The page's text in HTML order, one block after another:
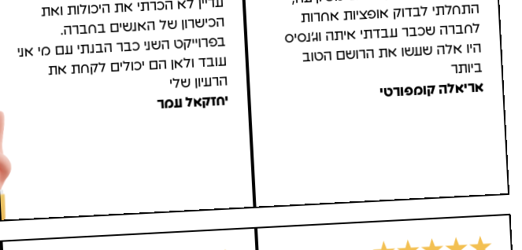
ביותר
אריאלה קומפורטי הרעיון שלי
יחזקאל עמר